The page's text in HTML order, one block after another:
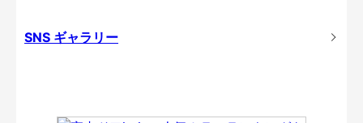
SNS ギャラリー